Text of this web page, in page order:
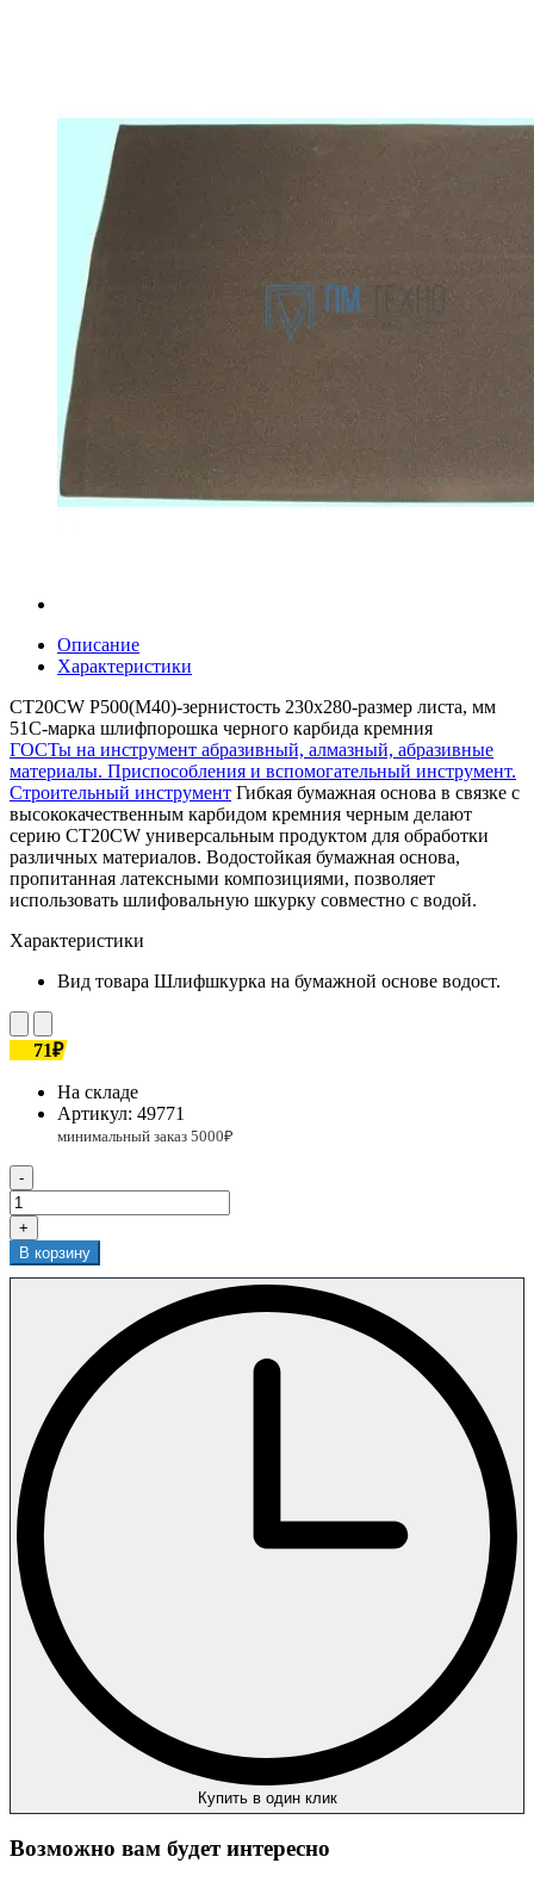
Описание
Характеристики
СТ20CW Р500(М40)-зернистость 230х280-размер листа, мм
51С-марка шлифпорошка черного карбида кремния
ГОСТы на инструмент абразивный, алмазный, абразивные
материалы. Приспособления и вспомогательный инструмент.
Строительный инструмент Гибкая бумажная основа в связке с
высококачественным карбидом кремния черным делают
серию СT20CW универсальным продуктом для обработки
различных материалов. Водостойкая бумажная основа,
пропитанная латексными композициями, позволяет
использовать шлифовальную шкурку совместно с водой.
Характеристики
Вид товара Шлифшкурка на бумажной основе водост.
71₽
На складе
Артикул: 49771
-
+
В корзину
Купить в один клик
Возможно вам будет интересно